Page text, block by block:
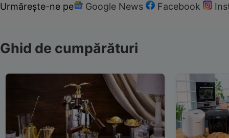
Urmărește-ne pe Google News Facebook
Ghid de cumpărături